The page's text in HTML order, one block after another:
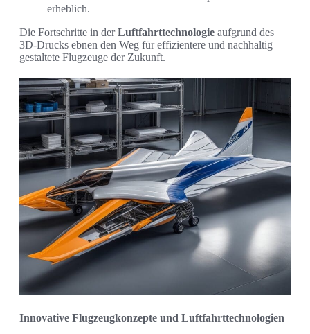
erheblich.
Die Fortschritte in derLuftfahrttechnologie aufgrund des
3D-Drucks ebnen den Weg für effizientere und nachhaltig
gestaltete Flugzeuge der Zukunft.
Innovative Flugzeugkonzepte und Luftfahrttechnologien